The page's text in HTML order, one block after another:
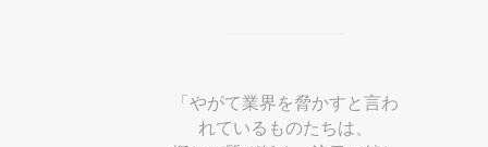
「やがて業界を脅かすと言わ
れているものたちは、